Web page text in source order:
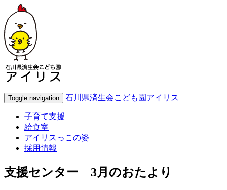
Toggle navigation 石川県済生会こども園アイリス
子育て支援
給食室
アイリスっこの姿
採用情報
支援センター 3月のおたより